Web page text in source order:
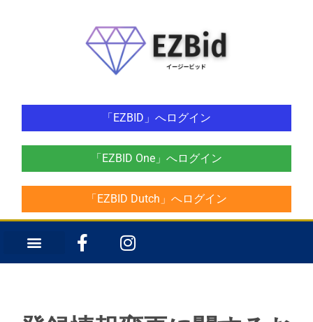
「EZBID」へログイン
「EZBID One」へログイン
「EZBID Dutch」へログイン